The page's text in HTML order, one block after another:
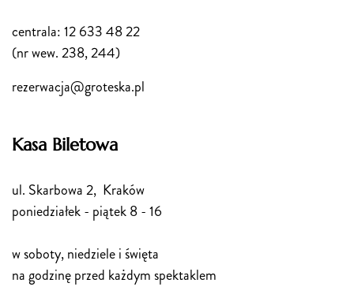
centrala: 12 633 48 22
(nr wew. 238, 244)
rezerwacja@groteska.pl
Kasa Biletowa
ul. Skarbowa 2, Kraków
poniedziałek - piątek 8 - 16
w soboty, niedziele i święta
na godzinę przed każdym spektaklem